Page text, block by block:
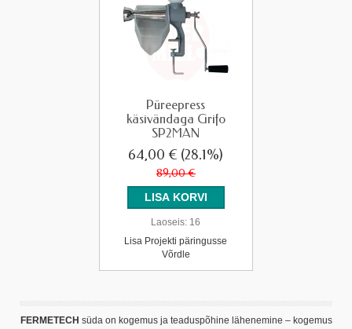
Püreepress
käsivändaga Grifo
SP2MAN
64,00 € (28.1%)
89,00 €
Laoseis: 16
Lisa Projekti päringusse
Võrdle
FERMETECH süda on kogemus ja teaduspõhine lähenemine – kogemus